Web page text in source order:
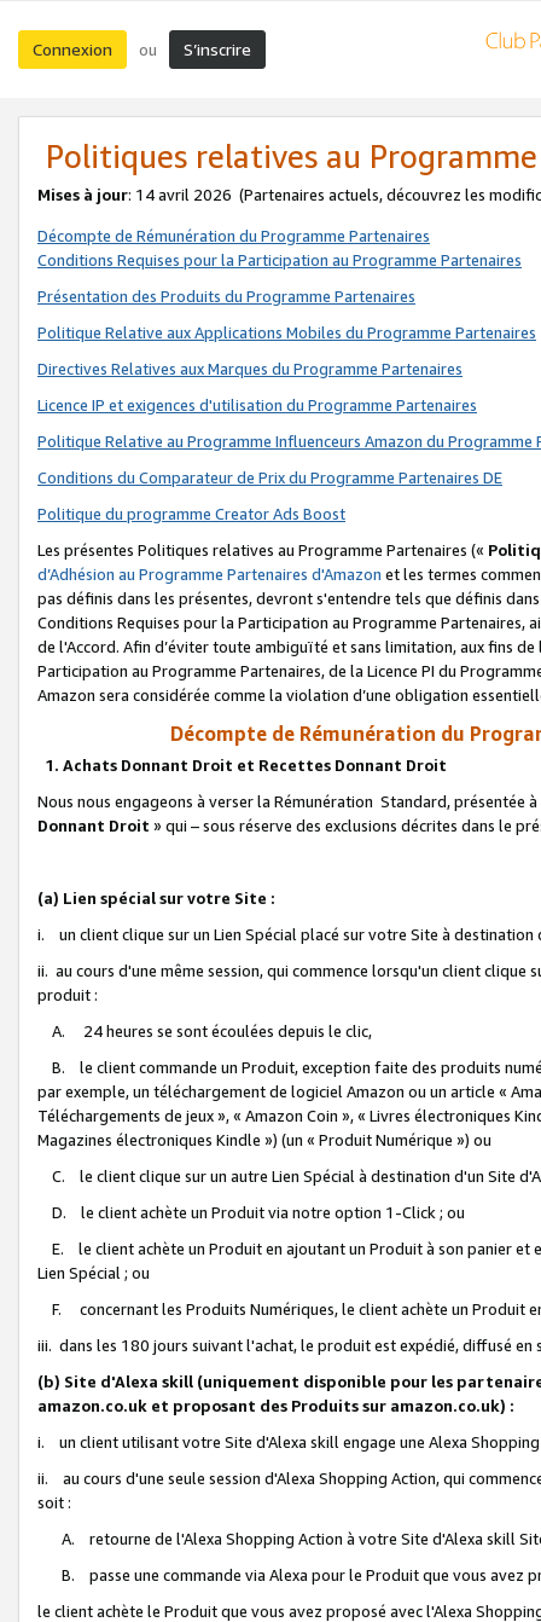
Connexion ou S’inscrire
Politiques relatives au
Mises à jour: 14 avril 2026 (Partenaires actuels, découvrez les
Décompte de Rémunération du Programme Partenaires
Conditions Requises pour la Participation au Programme Partenaires
Présentation des Produits du Programme Partenaires
Politique Relative aux Applications Mobiles du Programme Partenaires
Directives Relatives aux Marques du Programme Partenaires
Licence IP et exigences d'utilisation du Programme Partenaires
Politique Relative au Programme Influenceurs Amazon du Programme
Conditions du Comparateur de Prix du Programme Partenaires DE
Politique du programme Creator Ads Boost
Les présentes Politiques relatives au Programme Partenaires («
d’Adhésion au Programme Partenaires d'Amazon et les termes
pas définis dans les présentes, devront s'entendre tels que définis
Conditions Requises pour la Participation au Programme Partenaires,
de l'Accord. Afin d’éviter toute ambiguïté et sans limitation, aux fins
Participation au Programme Partenaires, de la Licence PI du
Amazon sera considérée comme la violation d’une obligation
Décompte de Rémunération du
1. Achats Donnant Droit et Recettes Donnant Droit
Nous nous engageons à verser la Rémunération Standard, présentée
Donnant Droit » qui – sous réserve des exclusions décrites dans le
(a) Lien spécial sur votre Site :
i. un client clique sur un Lien Spécial placé sur votre Site à destination
ii. au cours d'une même session, qui commence lorsqu'un client
produit :
A. 24 heures se sont écoulées depuis le clic,
B. le client commande un Produit, exception faite des produits
par exemple, un téléchargement de logiciel Amazon ou un article «
Téléchargements de jeux », « Amazon Coin », « Livres électroniques
Magazines électroniques Kindle ») (un « Produit Numérique ») ou
C. le client clique sur un autre Lien Spécial à destination d'un Site
D. le client achète un Produit via notre option 1-Click ; ou
E. le client achète un Produit en ajoutant un Produit à son panier et
Lien Spécial ; ou
F. concernant les Produits Numériques, le client achète un Produit
iii. dans les 180 jours suivant l'achat, le produit est expédié, diffusé
(b) Site d'Alexa skill (uniquement disponible pour les
amazon.co.uk et proposant des Produits sur amazon.co.uk) :
i. un client utilisant votre Site d'Alexa skill engage une Alexa
ii. au cours d'une seule session d'Alexa Shopping Action, qui
soit :
A. retourne de l'Alexa Shopping Action à votre Site d'Alexa skill
B. passe une commande via Alexa pour le Produit que vous avez
le client achète le Produit que vous avez proposé avec l'Alexa